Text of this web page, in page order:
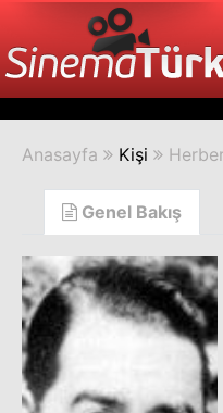
Anasayfa Kişi
Genel Bakış